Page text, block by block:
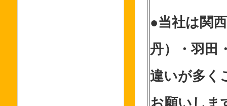
●当社は関
丹）・羽田
違いが多く
お願いしま